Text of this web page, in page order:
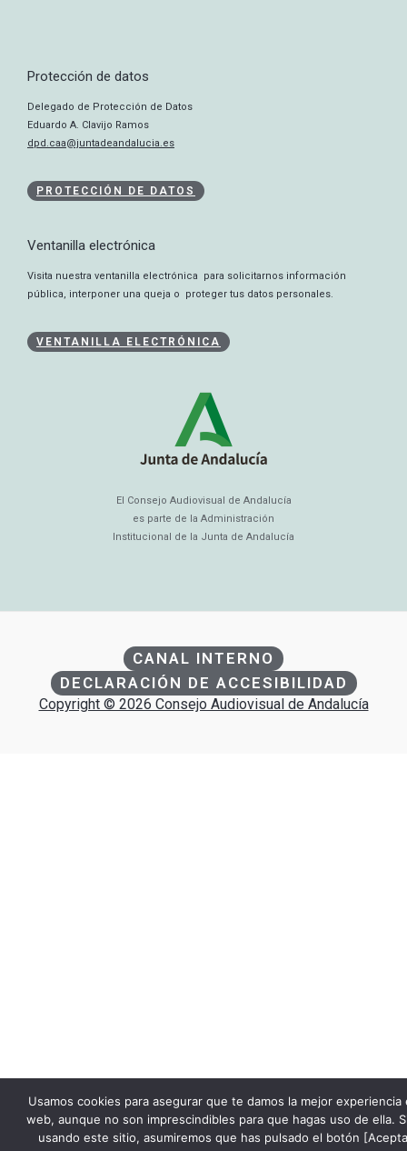
Protección de datos
Delegado de Protección de Datos
Eduardo A. Clavijo Ramos
dpd.caa@juntadeandalucia.es
PROTECCIÓN DE DATOS
Ventanilla electrónica
Visita nuestra ventanilla electrónica para solicitarnos información
pública, interponer una queja o proteger tus datos personales.
VENTANILLA ELECTRÓNICA
El Consejo Audiovisual de Andalucía
es parte de la Administración
Institucional de la Junta de Andalucía
CANAL INTERNO
DECLARACIÓN DE ACCESIBILIDAD
Copyright © 2026 Consejo Audiovisual de Andalucía
Usamos cookies para asegurar que te damos la mejor experiencia
web, aunque no son imprescindibles para que hagas uso de ella.
usando este sitio, asumiremos que has pulsado el botón